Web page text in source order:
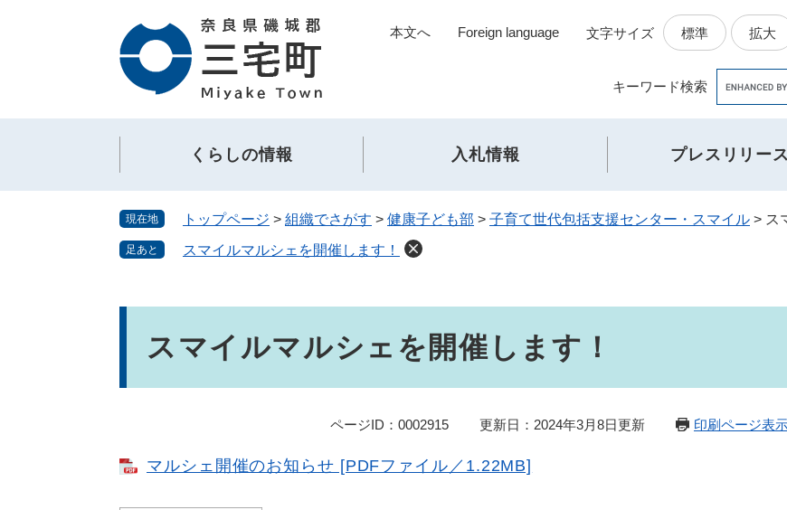
頭
飛
本文へ Foreign language 文字サイズ 標準 拡大
くらしの情報 入札情報 プレスリリース
キーワード検索
Google
カ
ス
タ
ム
検
索
現在地 トップページ > 組織でさがす > 健康子ども部 > 子育て世代包括支援センター・スマイル > ス
足あと スマイルマルシェを開催します！
スマイルマルシェを開催します！
ページID：0002915 更新日：2024年3月8日更新 印刷ページ表
マルシェ開催のお知らせ [PDFファイル／1.22MB]